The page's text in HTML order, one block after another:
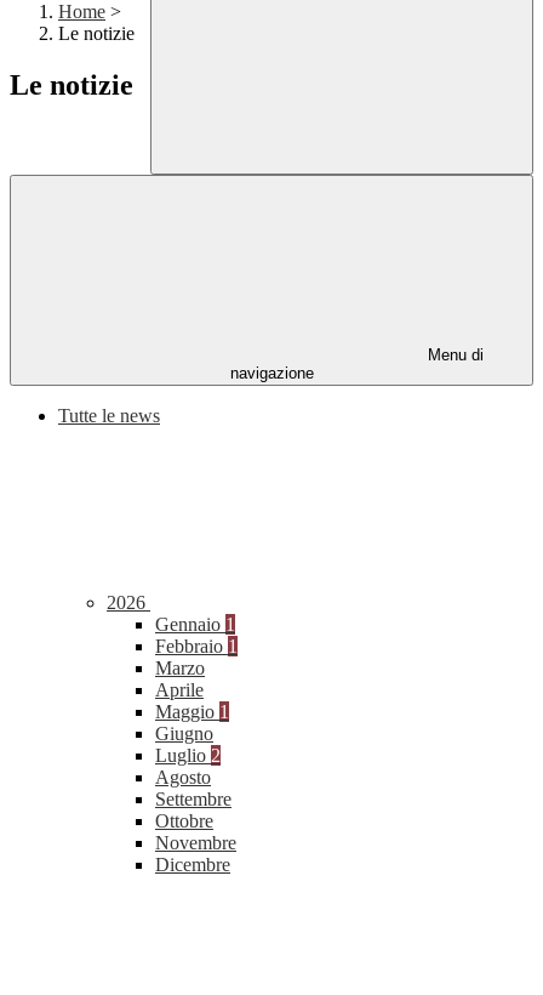
Home >
Le notizie
Le notizie
Menu di
navigazione
Tutte le news
2026
Gennaio 1
Febbraio 1
Marzo
Aprile
Maggio 1
Giugno
Luglio 2
Agosto
Settembre
Ottobre
Novembre
Dicembre